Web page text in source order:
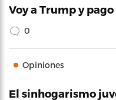
Voy a Trump y
0
Opiniones
El sinhogarismo